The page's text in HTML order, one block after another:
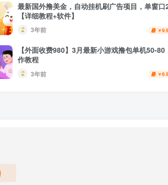
最新国外撸美金，自动挂机刷广告项目，单窗口
【详细教程+软件】
3年前 ￥9.9
【外面收费980】3月最新小游戏撸包单机50-80
作教程
3年前 ￥6.9